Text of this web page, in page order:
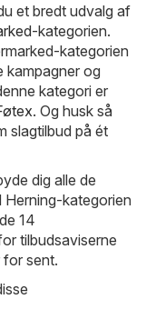
et bredt udvalg af
-kategorien.
kategorien
kampagner og
kategori er
. Og husk så
slagtilbud på ét
dig alle de
Herning-kategorien
14
tilbudsaviserne
for sent.